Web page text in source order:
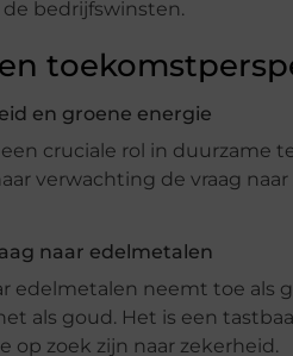
de bedrijfswinsten.
en groene energie
cruciale rol in duurzame
verwachting de vraag
naar edelmetalen
edelmetalen neemt toe als
als goud. Het is een
op zoek zijn naar zekerheid.